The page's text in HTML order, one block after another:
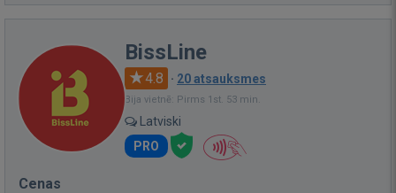
BissLine
4.8 · 20 atsauksmes
Bija vietnē: Pirms 1st. 53 min.
Latviski
PRO
Cenas